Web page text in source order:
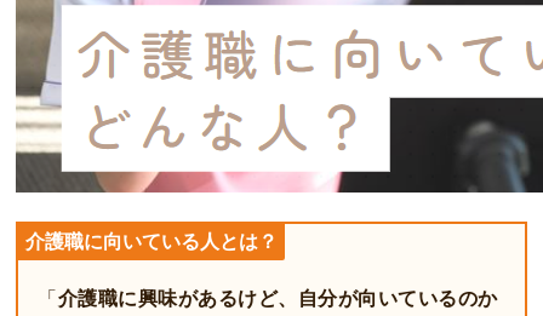
介護職に向いている人とは？
「 介護職に興味があるけど、自分が向いているのか